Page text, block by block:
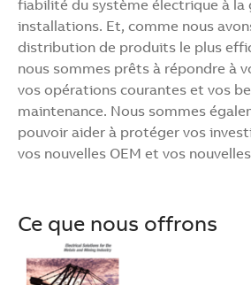
fiabilité du système électrique à la
installations. Et, comme nous
distribution de produits le plus
nous sommes prêts à répondre à
vos opérations courantes et vos
maintenance. Nous sommes
pouvoir aider à protéger vos
vos nouvelles OEM et vos
Ce que nous offrons